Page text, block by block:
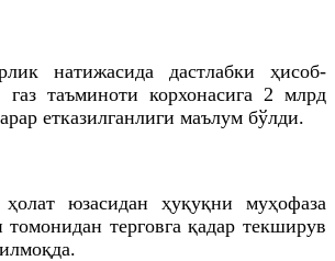
натижасида дастлабки ҳисоб-
газ таъминоти корхонасига 2 млрд
етказилганлиги маълум бўлди.
юзасидан ҳуқуқни муҳофаза
терговга қадар текширув